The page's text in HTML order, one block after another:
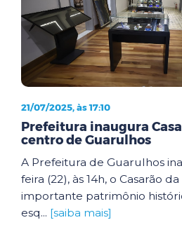
21/07/2025, às 17:10
Prefeitura inaugura
centro de Guarulhos
A Prefeitura de Guarulhos
feira (22), às 14h, o Casarão
importante patrimônio
esq... [saiba mais]